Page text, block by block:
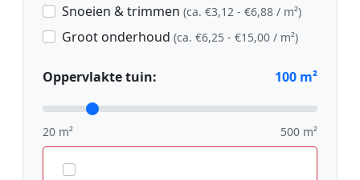
Snoeien & trimmen (ca. €3,12 - €6,88 / m²)
Groot onderhoud (ca. €6,25 - €15,00 / m²)
Oppervlakte tuin: 100 m²
20 m² 500 m²